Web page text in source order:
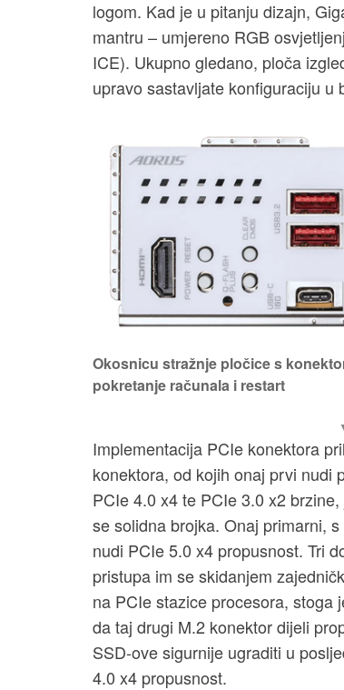
logom. Kad je u pitanju dizajn,
mantru – umjereno RGB
ICE). Ukupno gledano, ploča
upravo sastavljate konfiguraciju u
Okosnicu stražnje pločice s
pokretanje računala i restart
Implementacija PCIe konektora
konektora, od kojih onaj prvi nudi
PCIe 4.0 x4 te PCIe 3.0 x2
se solidna brojka. Onaj primarni,
nudi PCIe 5.0 x4 propusnost. Tri
pristupa im se skidanjem
na PCIe stazice procesora, stoga
da taj drugi M.2 konektor dijeli
SSD-ove sigurnije ugraditi u
4.0 x4 propusnost.